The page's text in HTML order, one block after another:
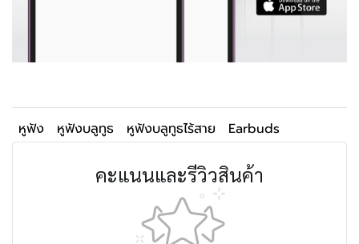
หูฟัง หูฟังบลูทูธ หูฟังบลูทูธไร้สาย Earbuds
คะแนนและรีวิวสินค้า